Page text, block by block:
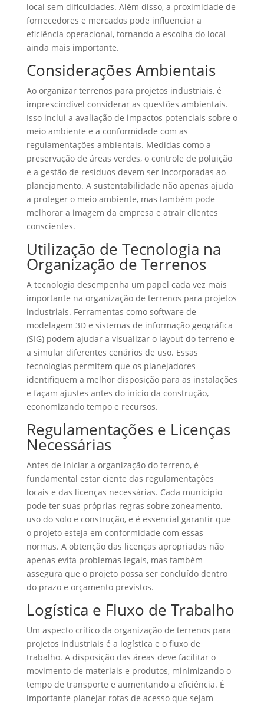
local sem dificuldades. Além disso, a proximidade de
fornecedores e mercados pode influenciar a
eficiência operacional, tornando a escolha do local
ainda mais importante.
Considerações Ambientais
Ao organizar terrenos para projetos industriais, é
imprescindível considerar as questões ambientais.
Isso inclui a avaliação de impactos potenciais sobre o
meio ambiente e a conformidade com as
regulamentações ambientais. Medidas como a
preservação de áreas verdes, o controle de poluição
e a gestão de resíduos devem ser incorporadas ao
planejamento. A sustentabilidade não apenas ajuda
a proteger o meio ambiente, mas também pode
melhorar a imagem da empresa e atrair clientes
conscientes.
Utilização de Tecnologia na
Organização de Terrenos
A tecnologia desempenha um papel cada vez mais
importante na organização de terrenos para projetos
industriais. Ferramentas como software de
modelagem 3D e sistemas de informação geográfica
(SIG) podem ajudar a visualizar o layout do terreno e
a simular diferentes cenários de uso. Essas
tecnologias permitem que os planejadores
identifiquem a melhor disposição para as instalações
e façam ajustes antes do início da construção,
economizando tempo e recursos.
Regulamentações e Licenças
Necessárias
Antes de iniciar a organização do terreno, é
fundamental estar ciente das regulamentações
locais e das licenças necessárias. Cada município
pode ter suas próprias regras sobre zoneamento,
uso do solo e construção, e é essencial garantir que
o projeto esteja em conformidade com essas
normas. A obtenção das licenças apropriadas não
apenas evita problemas legais, mas também
assegura que o projeto possa ser concluído dentro
do prazo e orçamento previstos.
Logística e Fluxo de Trabalho
Um aspecto crítico da organização de terrenos para
projetos industriais é a logística e o fluxo de
trabalho. A disposição das áreas deve facilitar o
movimento de materiais e produtos, minimizando o
tempo de transporte e aumentando a eficiência. É
importante planejar rotas de acesso que sejam